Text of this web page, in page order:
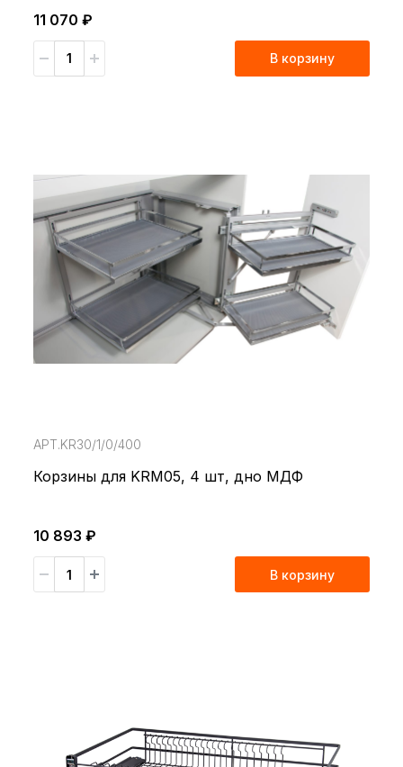
11 070 ₽
В корзину
АРТ.KR30/1/0/400
Корзины для KRM05, 4 шт, дно МДФ
10 893 ₽
В корзину